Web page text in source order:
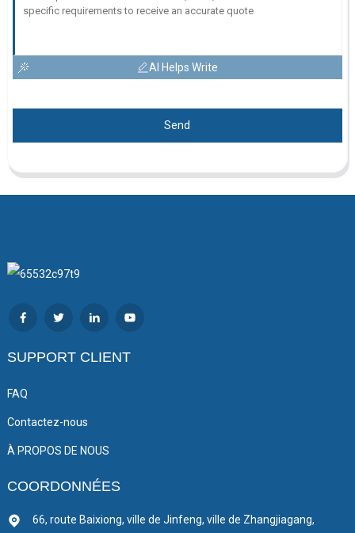
AI Helps Write
Send
SUPPORT CLIENT
FAQ
Contactez-nous
À PROPOS DE NOUS
COORDONNÉES
66, route Baixiong, ville de Jinfeng, ville de Zhangjiagang,